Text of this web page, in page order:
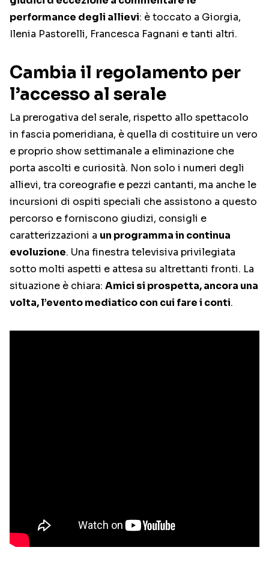
performance degli allievi: è toccato a Giorgia,
Ilenia Pastorelli, Francesca Fagnani e tanti altri.
Cambia il regolamento per
l’accesso al serale
La prerogativa del serale, rispetto allo spettacolo
in fascia pomeridiana, è quella di costituire un vero
e proprio show settimanale a eliminazione che
porta ascolti e curiosità. Non solo i numeri degli
allievi, tra coreografie e pezzi cantanti, ma anche le
incursioni di ospiti speciali che assistono a questo
percorso e forniscono giudizi, consigli e
caratterizzazioni a un programma in continua
evoluzione. Una finestra televisiva privilegiata
sotto molti aspetti e attesa su altrettanti fronti. La
situazione è chiara: Amici si prospetta, ancora una
volta, l’evento mediatico con cui fare i conti.